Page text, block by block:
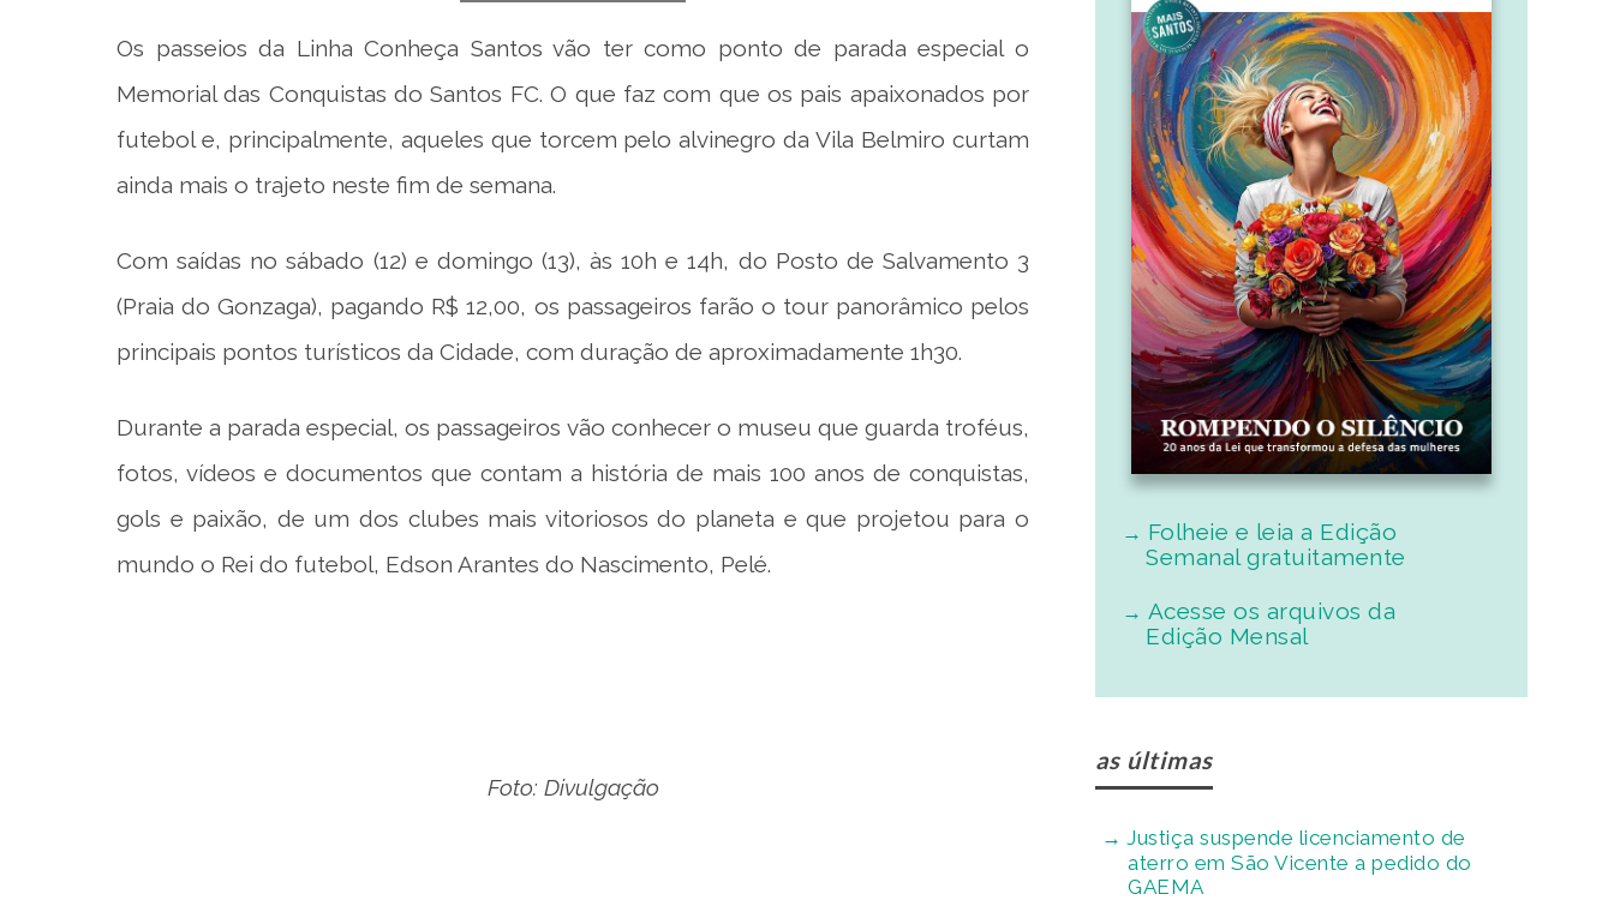
Os passeios da Linha Conheça Santos vão ter como ponto de parada especial o
Memorial das Conquistas do Santos FC. O que faz com que os pais apaixonados por
futebol e, principalmente, aqueles que torcem pelo alvinegro da Vila Belmiro curtam
ainda mais o trajeto neste fim de semana.
Com saídas no sábado (12) e domingo (13), às 10h e 14h, do Posto de Salvamento 3
(Praia do Gonzaga), pagando R$ 12,00, os passageiros farão o tour panorâmico pelos
principais pontos turísticos da Cidade, com duração de aproximadamente 1h30.
Durante a parada especial, os passageiros vão conhecer o museu que guarda troféus,
fotos, vídeos e documentos que contam a história de mais 100 anos de conquistas,
gols e paixão, de um dos clubes mais vitoriosos do planeta e que projetou para o
mundo o Rei do futebol, Edson Arantes do Nascimento, Pelé.
Foto: Divulgação
Folheie e leia a Edição
Semanal gratuitamente
Acesse os arquivos da
Edição Mensal
as últimas
Justiça suspende licenciamento de
aterro em São Vicente a pedido do
GAEMA